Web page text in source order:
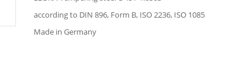
according to DIN 896, Form B, ISO 2236, ISO 1085
Made in Germany